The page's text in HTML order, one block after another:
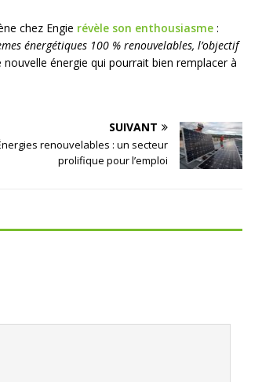
chez Engie révèle son enthousiasme :
énergétiques 100 % renouvelables, l’objectif
nouvelle énergie qui pourrait bien remplacer à
SUIVANT
renouvelables : un secteur
prolifique pour l’emploi